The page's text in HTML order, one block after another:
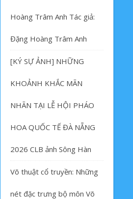
Hoàng Trâm Anh Tác giả:
Đặng Hoàng Trâm Anh
[KÝ SỰ ẢNH] NHỮNG
KHOẢNH KHẮC MÃN
NHÃN TẠI LỄ HỘI PHÁO
HOA QUỐC TẾ ĐÀ NẴNG
2026 CLB ảnh Sông Hàn
Võ thuật cổ truyền: Những
nét đặc trưng bộ môn Võ